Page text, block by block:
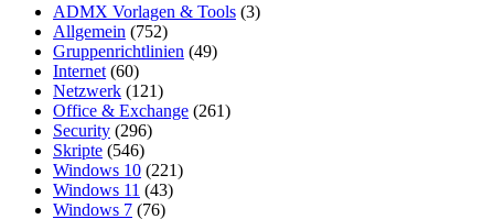
ADMX Vorlagen & Tools (3)
Allgemein (752)
Gruppenrichtlinien (49)
Internet (60)
Netzwerk (121)
Office & Exchange (261)
Security (296)
Skripte (546)
Windows 10 (221)
Windows 11 (43)
Windows 7 (76)